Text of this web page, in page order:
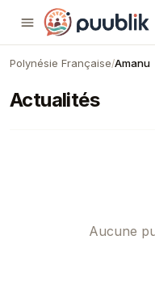
Puublik
Polynésie Française/Amanu
Actualités
Aucune